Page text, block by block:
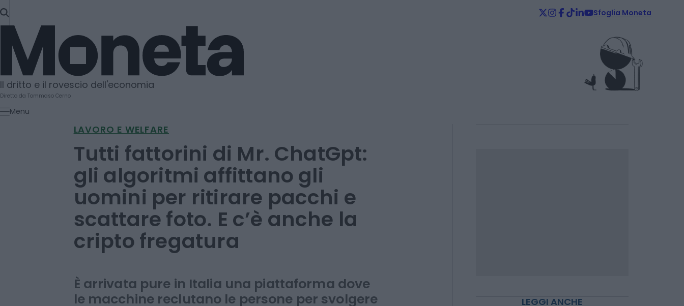
SKIP
TO
CONTENT
Sfoglia Moneta
Moneta
Il dritto e il rovescio dell'economia
Diretto da Tommaso Cerno
Menu
LAVORO E WELFARE
Tutti fattorini di Mr. ChatGpt:
gli algoritmi affittano gli
uomini per ritirare pacchi e
cripto fregatura